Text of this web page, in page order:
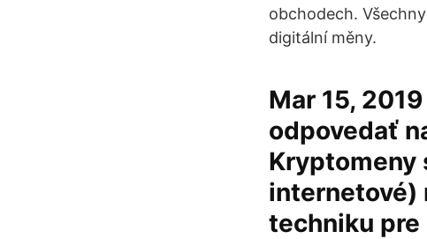
obchodech.
digitální měny.
Mar 15,
odpovedať
Kryptomeny
internetové)
techniku